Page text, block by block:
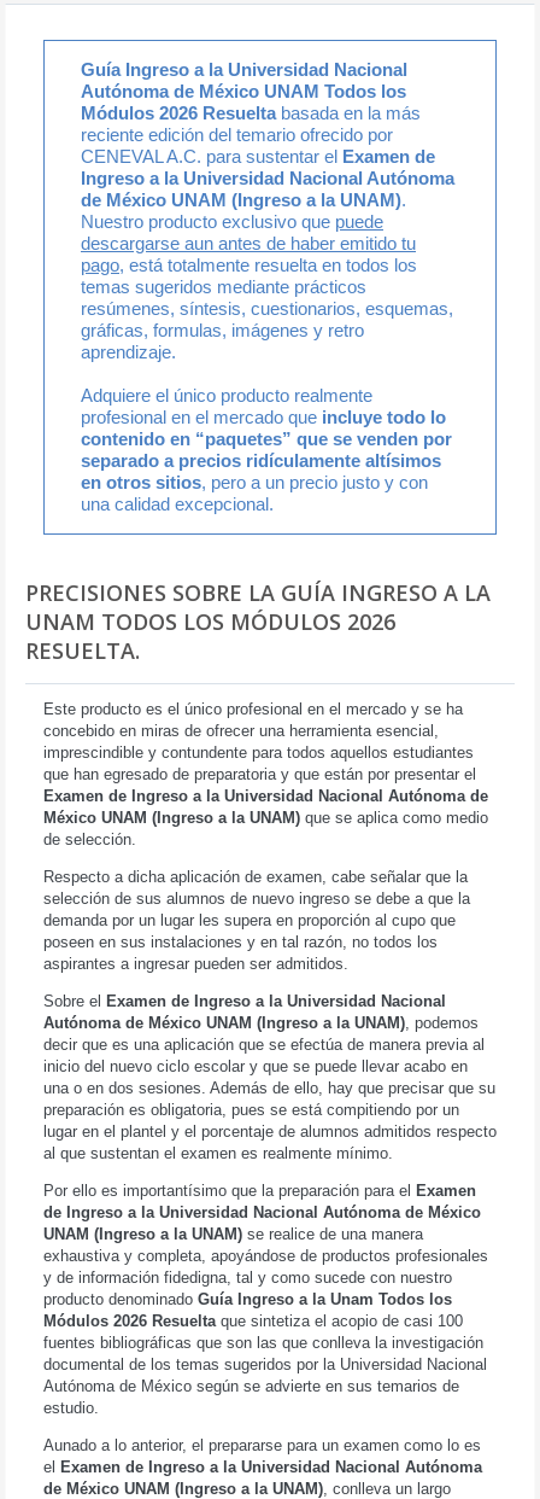
Guía Ingreso a la Universidad Nacional
Autónoma de México UNAM Todos los
Módulos 2026 Resueltabasada en la más
reciente edición del temario ofrecido por
CENEVAL A.C. para sustentar el Examen de
Ingreso a la Universidad Nacional Autónoma
de México UNAM (Ingreso a la UNAM).
Nuestro producto exclusivo que puede
descargarse aun antes de haber emitido tu
pago, está totalmente resuelta en todos los
temas sugeridos mediante prácticos
resúmenes, síntesis, cuestionarios, esquemas,
gráficas, formulas, imágenes y retro
aprendizaje.
Adquiere el único producto realmente
profesional en el mercado que incluye todo lo
contenido en “paquetes” que se venden por
separado a precios ridículamente altísimos
en otros sitios, pero a un precio justo y con
una calidad excepcional.
PRECISIONES SOBRE LA GUÍA INGRESO A LA
UNAM TODOS LOS MÓDULOS 2026
RESUELTA.
Este producto es el único profesional en el mercado y se ha
concebido en miras de ofrecer una herramienta esencial,
imprescindible y contundente para todos aquellos estudiantes
que han egresado de preparatoria y que están por presentar el
Examen de Ingreso a la Universidad Nacional Autónoma de
México UNAM (Ingreso a la UNAM) que se aplica como medio
de selección.
Respecto a dicha aplicación de examen, cabe señalar que la
selección de sus alumnos de nuevo ingreso se debe a que la
demanda por un lugar les supera en proporción al cupo que
poseen en sus instalaciones y en tal razón, no todos los
aspirantes a ingresar pueden ser admitidos.
Sobre el Examen de Ingreso a la Universidad Nacional
Autónoma de México UNAM (Ingreso a la UNAM) , podemos
decir que es una aplicación que se efectúa de manera previa al
inicio del nuevo ciclo escolar y que se puede llevar acabo en
una o en dos sesiones. Además de ello, hay que precisar que su
preparación es obligatoria, pues se está compitiendo por un
lugar en el plantel y el porcentaje de alumnos admitidos respecto
al que sustentan el examen es realmente mínimo.
Por ello es importantísimo que la preparación para el Examen
de Ingreso a la Universidad Nacional Autónoma de México
UNAM (Ingreso a la UNAM) se realice de una manera
exhaustiva y completa, apoyándose de productos profesionales
y de información fidedigna, tal y como sucede con nuestro
producto denominado Guía Ingreso a la Unam Todos los
Módulos 2026 Resuelta que sintetiza el acopio de casi 100
fuentes bibliográficas que son las que conlleva la investigación
documental de los temas sugeridos por la Universidad Nacional
Autónoma de México según se advierte en sus temarios de
estudio.
Aunado a lo anterior, el prepararse para un examen como lo es
el Examen de Ingreso a la Universidad Nacional Autónoma
de México UNAM (Ingreso a la UNAM) , conlleva un largo